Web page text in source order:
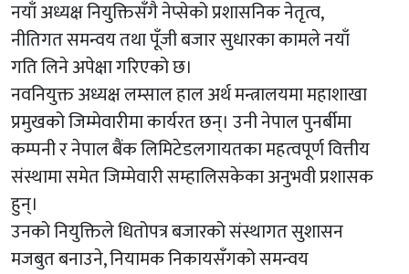
नयाँ अध्यक्ष नियुक्तिसँगै नेप्सेको प्रशासनिक नेतृत्व,
नीतिगत समन्वय तथा पूँजी बजार सुधारका कामले नयाँ
गति लिने अपेक्षा गरिएको छ।
नवनियुक्त अध्यक्ष लम्साल हाल अर्थ मन्त्रालयमा महाशाखा
प्रमुखको जिम्मेवारीमा कार्यरत छन्। उनी नेपाल पुनर्बीमा
कम्पनी र नेपाल बैंक लिमिटेडलगायतका महत्वपूर्ण वित्तीय
संस्थामा समेत जिम्मेवारी सम्हालिसकेका अनुभवी प्रशासक
हुन्।
उनको नियुक्तिले धितोपत्र बजारको संस्थागत सुशासन
मजबुत बनाउने, नियामक निकायसँगको समन्वय